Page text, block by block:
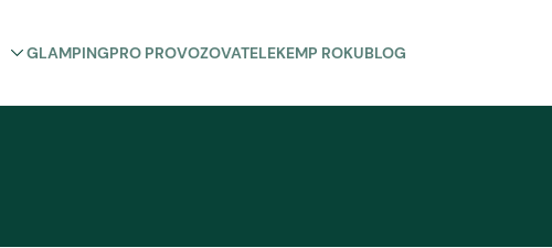
GLAMPINGPRO PROVOZOVATELEKEMP ROKUBLOG